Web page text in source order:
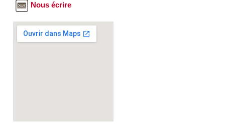
Nous écrire